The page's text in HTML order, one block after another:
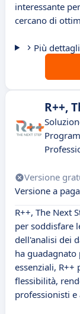
interessante
cercano di
Più dettagli
R++,
Versione
Versione a
R++, The Next
per soddisfare
dell'analisi dei
ha
essenziali,
flessibilità,
professionisti e